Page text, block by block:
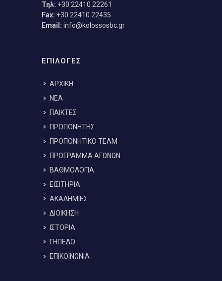
Τηλ: +30 22410 22261
Fax: +30 22410 22435
Email: info@kolossosbc.gr
ΕΠΙΛΟΓΕΣ
ΑΡΧΙΚΗ
ΝΕΑ
ΠΑΙΚΤΕΣ
ΠΡΟΠΟΝΗΤΗΣ
ΠΡΟΠΟΝΗΤΙΚΟ TEAM
ΠΡΟΓΡΑΜΜΑ ΑΓΩΝΩΝ
ΒΑΘΜΟΛΟΓΙΑ
ΕΙΣΙΤΗΡΙΑ
ΑΚΑΔΗΜΙΕΣ
ΔΙΟΙΚΗΣΗ
ΙΣΤΟΡΙΑ
ΓΗΠΕΔΟ
ΕΠΙΚΟΙΝΩΝΙΑ